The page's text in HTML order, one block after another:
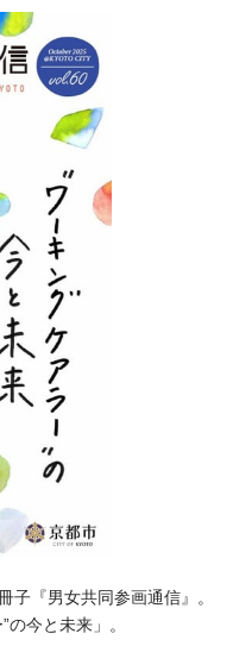
子『男女共同参画通信』。
今と未来」。